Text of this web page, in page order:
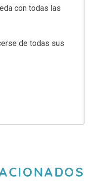
con todas las
de todas sus